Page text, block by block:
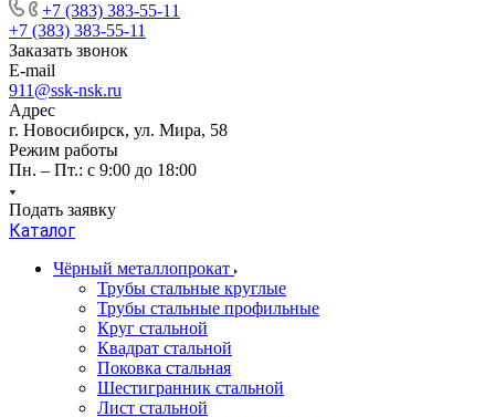
+7 (383) 383-55-11
+7 (383) 383-55-11
Заказать звонок
E-mail
911@ssk-nsk.ru
Адрес
г. Новосибирск, ул. Мира, 58
Режим работы
Пн. – Пт.: с 9:00 до 18:00
Подать заявку
Каталог
Чёрный металлопрокат
Трубы стальные круглые
Трубы стальные профильные
Круг стальной
Квадрат стальной
Поковка стальная
Шестигранник стальной
Лист стальной